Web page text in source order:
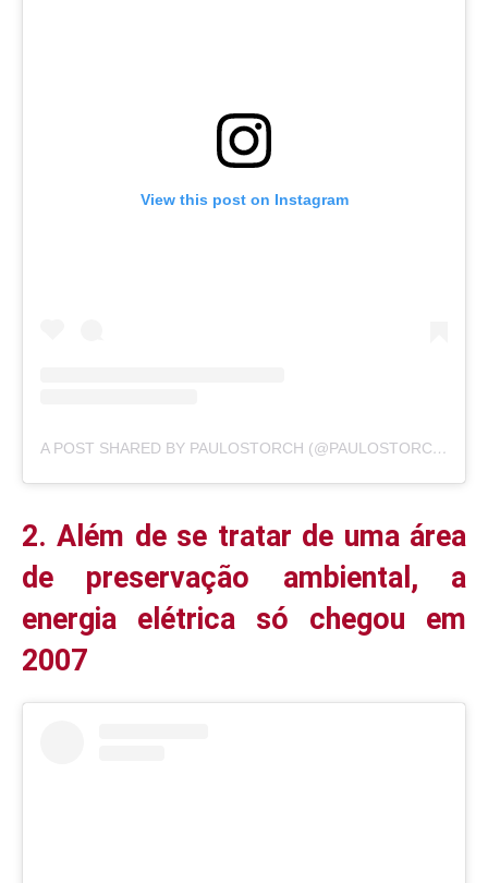
View this post on Instagram
A POST SHARED BY PAULOSTORCH (@PAULOSTORCH)
2. Além de se tratar de uma área
de preservação ambiental, a
energia elétrica só chegou em
2007